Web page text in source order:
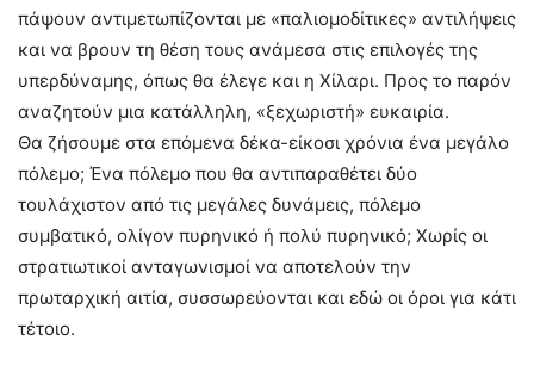
πάψουν αντιμετωπίζονται με «παλιομοδίτικες» αντιλήψεις
και να βρουν τη θέση τους ανάμεσα στις επιλογές της
υπερδύναμης, όπως θα έλεγε και η Χίλαρι. Προς το παρόν
αναζητούν μια κατάλληλη, «ξεχωριστή» ευκαιρία.
Θα ζήσουμε στα επόμενα δέκα-είκοσι χρόνια ένα μεγάλο
πόλεμο; Ένα πόλεμο που θα αντιπαραθέτει δύο
τουλάχιστον από τις μεγάλες δυνάμεις, πόλεμο
συμβατικό, ολίγον πυρηνικό ή πολύ πυρηνικό; Χωρίς οι
στρατιωτικοί ανταγωνισμοί να αποτελούν την
πρωταρχική αιτία, συσσωρεύονται και εδώ οι όροι για κάτι
τέτοιο.